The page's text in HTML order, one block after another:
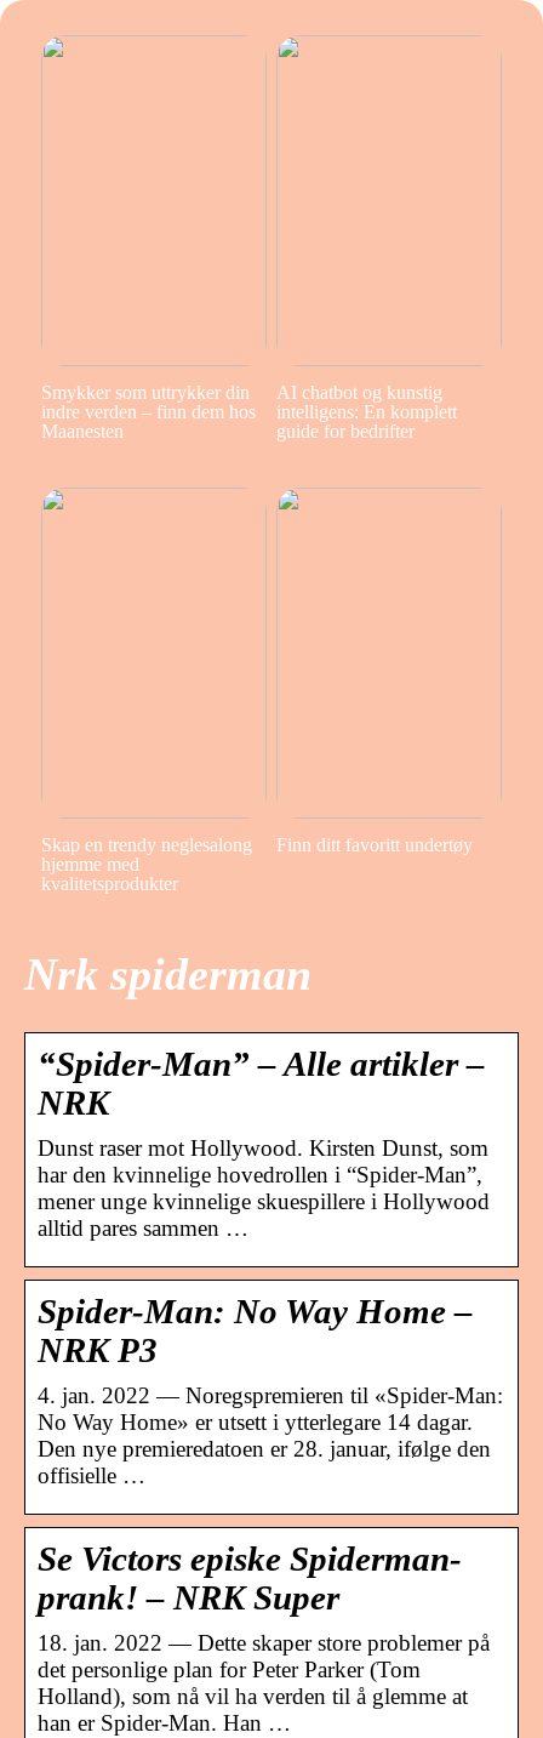
Smykker som uttrykker din
indre verden – finn dem hos
Maanesten
AI chatbot og kunstig
intelligens: En komplett
guide for bedrifter
Skap en trendy neglesalong
hjemme med
kvalitetsprodukter
Finn ditt favoritt undertøy
Nrk spiderman
“Spider-Man” – Alle artikler –
NRK
Dunst raser mot Hollywood. Kirsten Dunst, som
har den kvinnelige hovedrollen i “Spider-Man”,
mener unge kvinnelige skuespillere i Hollywood
alltid pares sammen …
Spider-Man: No Way Home –
NRK P3
4. jan. 2022 — Noregspremieren til «Spider-Man:
No Way Home» er utsett i ytterlegare 14 dagar.
Den nye premieredatoen er 28. januar, ifølge den
offisielle …
Se Victors episke Spiderman-
prank! – NRK Super
18. jan. 2022 — Dette skaper store problemer på
det personlige plan for Peter Parker (Tom
Holland), som nå vil ha verden til å glemme at
han er Spider-Man. Han …